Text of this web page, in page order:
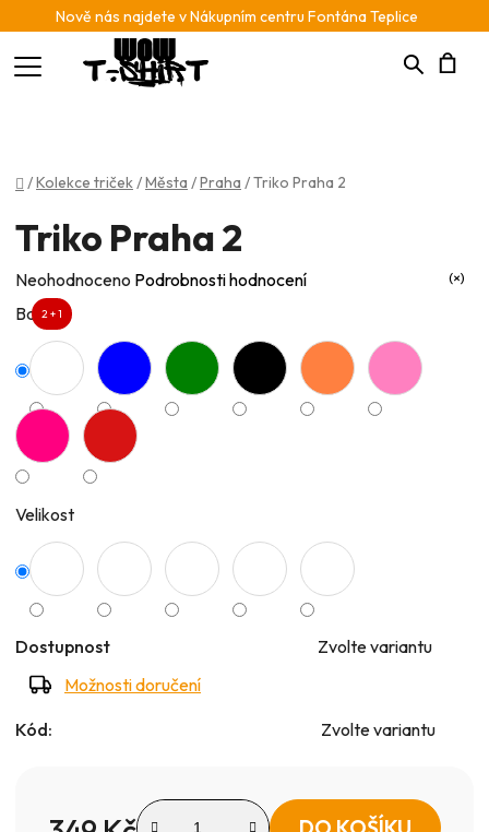
Nově nás najdete v Nákupním centru Fontána Teplice
Hledat
Domů
/Kolekce triček/Města /Praha /Triko Praha 2
Barva
Velikost
Dostupnost
Zvolte variantu
Možnosti doručení
Kód: Zvolte variantu
Triko Praha 2
Průměrné
hodnocení
produktu
je
0,0
z
5
hvězdiček.
Neohodnoceno Podrobnosti hodnocení
2 + 1